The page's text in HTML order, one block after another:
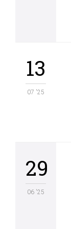
13
07 '25
29
06 '25